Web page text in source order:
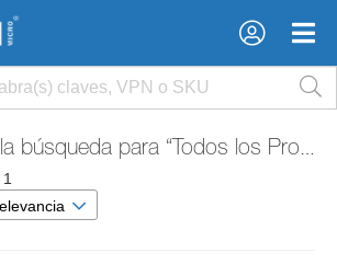
×
×
búsqueda para “Todos los Productos”